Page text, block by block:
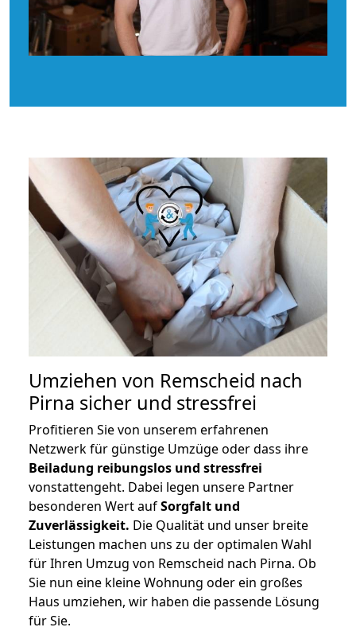
Umziehen von Remscheid nach
Pirna sicher und stressfrei
Profitieren Sie von unserem erfahrenen
Netzwerk für günstige Umzüge oder dass ihre
Beiladung reibungslos und stressfrei
vonstattengeht. Dabei legen unsere Partner
besonderen Wert aufSorgfalt und
Zuverlässigkeit. Die Qualität und unser breite
Leistungen machen uns zu der optimalen Wahl
für Ihren Umzug von Remscheid nach Pirna. Ob
Sie nun eine kleine Wohnung oder ein großes
Haus umziehen, wir haben die passende Lösung
für Sie.